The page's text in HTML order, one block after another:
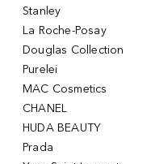
Stanley
La Roche-Posay
Douglas Collection
Purelei
MAC Cosmetics
CHANEL
HUDA BEAUTY
Prada